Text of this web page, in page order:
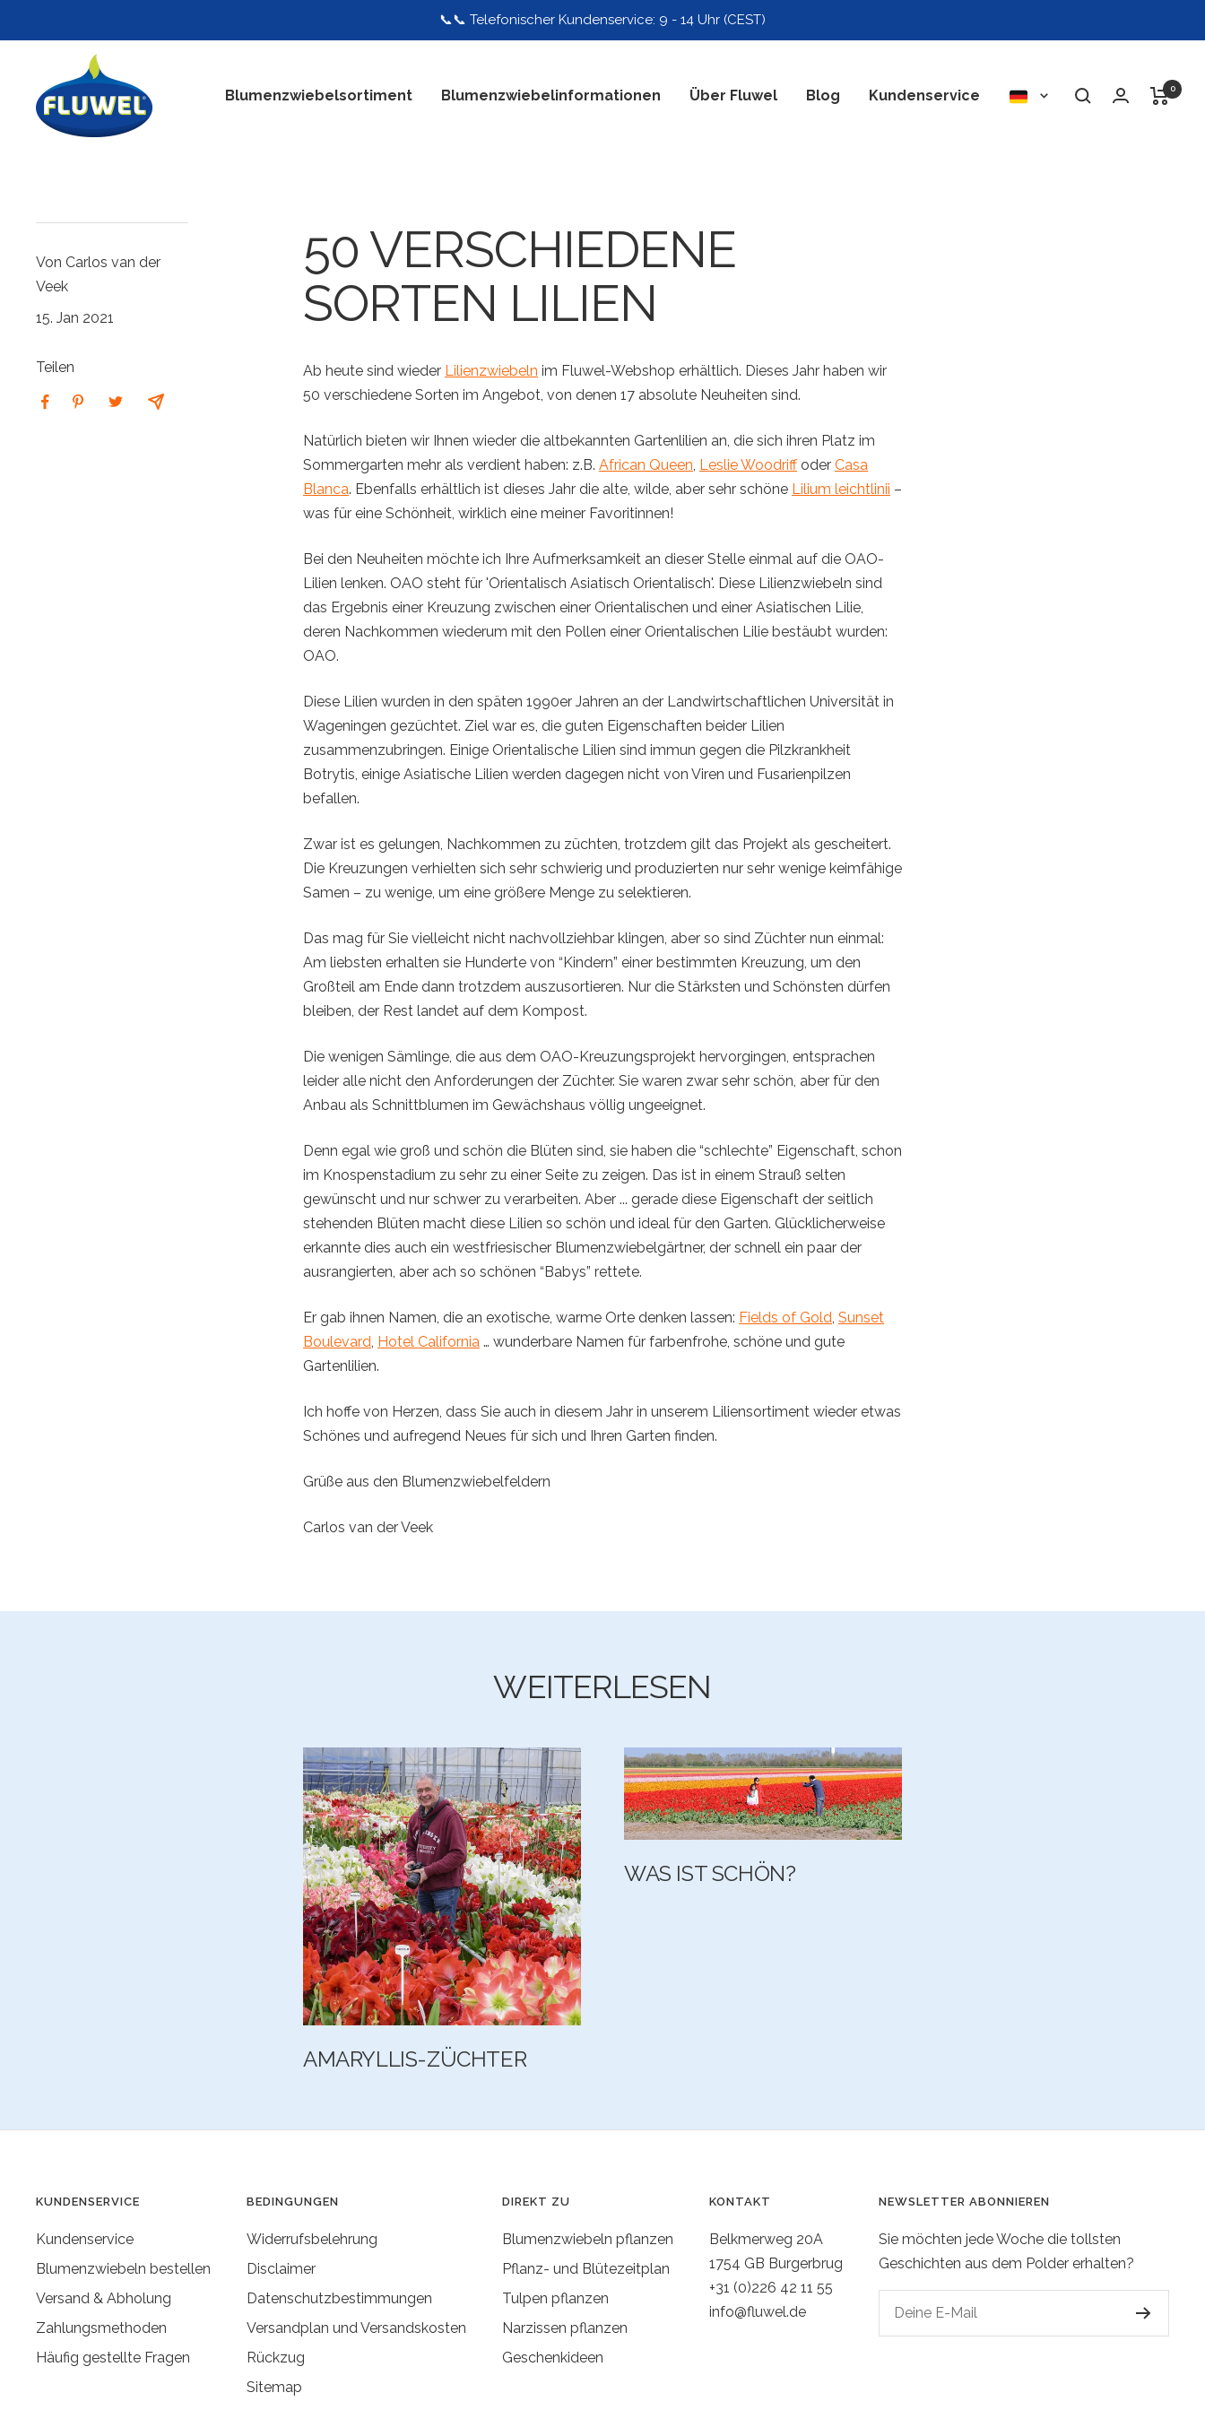
📞📞 Telefonischer Kundenservice: 9 - 14 Uhr (CEST)
Blumenzwiebelsortiment Blumenzwiebelinformationen Über Fluwel Blog Kundenservice
Sprache
0
Von Carlos van der
Veek
15. Jan 2021
Teilen
50 VERSCHIEDENE
SORTEN LILIEN
Ab heute sind wieder Lilienzwiebeln im Fluwel-Webshop erhältlich. Dieses Jahr haben wir
50 verschiedene Sorten im Angebot, von denen 17 absolute Neuheiten sind.
Natürlich bieten wir Ihnen wieder die altbekannten Gartenlilien an, die sich ihren Platz im
Sommergarten mehr als verdient haben: z.B. African Queen, Leslie Woodriffoder Casa
Blanca. Ebenfalls erhältlich ist dieses Jahr die alte, wilde, aber sehr schöne Lilium leichtlinii –
was für eine Schönheit, wirklich eine meiner Favoritinnen!
Bei den Neuheiten möchte ich Ihre Aufmerksamkeit an dieser Stelle einmal auf die OAO-
Lilien lenken. OAO steht für 'Orientalisch Asiatisch Orientalisch'. Diese Lilienzwiebeln sind
das Ergebnis einer Kreuzung zwischen einer Orientalischen und einer Asiatischen Lilie,
deren Nachkommen wiederum mit den Pollen einer Orientalischen Lilie bestäubt wurden:
OAO.
Diese Lilien wurden in den späten 1990er Jahren an der Landwirtschaftlichen Universität in
Wageningen gezüchtet. Ziel war es, die guten Eigenschaften beider Lilien
zusammenzubringen. Einige Orientalische Lilien sind immun gegen die Pilzkrankheit
Botrytis, einige Asiatische Lilien werden dagegen nicht von Viren und Fusarienpilzen
befallen.
Zwar ist es gelungen, Nachkommen zu züchten, trotzdem gilt das Projekt als gescheitert.
Die Kreuzungen verhielten sich sehr schwierig und produzierten nur sehr wenige keimfähige
Samen – zu wenige, um eine größere Menge zu selektieren.
Das mag für Sie vielleicht nicht nachvollziehbar klingen, aber so sind Züchter nun einmal:
Am liebsten erhalten sie Hunderte von “Kindern” einer bestimmten Kreuzung, um den
Großteil am Ende dann trotzdem auszusortieren. Nur die Stärksten und Schönsten dürfen
bleiben, der Rest landet auf dem Kompost.
Die wenigen Sämlinge, die aus dem OAO-Kreuzungsprojekt hervorgingen, entsprachen
leider alle nicht den Anforderungen der Züchter. Sie waren zwar sehr schön, aber für den
Anbau als Schnittblumen im Gewächshaus völlig ungeeignet.
Denn egal wie groß und schön die Blüten sind, sie haben die “schlechte” Eigenschaft, schon
im Knospenstadium zu sehr zu einer Seite zu zeigen. Das ist in einem Strauß selten
gewünscht und nur schwer zu verarbeiten. Aber ... gerade diese Eigenschaft der seitlich
stehenden Blüten macht diese Lilien so schön und ideal für den Garten. Glücklicherweise
erkannte dies auch ein westfriesischer Blumenzwiebelgärtner, der schnell ein paar der
ausrangierten, aber ach so schönen “Babys” rettete.
Er gab ihnen Namen, die an exotische, warme Orte denken lassen: Fields of Gold, Sunset
Boulevard, Hotel California … wunderbare Namen für farbenfrohe, schöne und gute
Gartenlilien.
Ich hoffe von Herzen, dass Sie auch in diesem Jahr in unserem Liliensortiment wieder etwas
Schönes und aufregend Neues für sich und Ihren Garten finden.
Grüße aus den Blumenzwiebelfeldern
Carlos van der Veek
WEITERLESEN
AMARYLLIS-ZÜCHTER
WAS IST SCHÖN?
KUNDENSERVICE
Kundenservice
Blumenzwiebeln bestellen
Versand & Abholung
Zahlungsmethoden
Häufig gestellte Fragen
BEDINGUNGEN
Widerrufsbelehrung
Disclaimer
Datenschutzbestimmungen
Versandplan und Versandskosten
Rückzug
Sitemap
DIREKT ZU
Blumenzwiebeln pflanzen
Pflanz- und Blütezeitplan
Tulpen pflanzen
Narzissen pflanzen
Geschenkideen
KONTAKT
Belkmerweg 20A
1754 GB Burgerbrug
+31 (0)226 42 11 55
info@fluwel.de
NEWSLETTER ABONNIEREN
Sie möchten jede Woche die tollsten
Geschichten aus dem Polder erhalten?
Deine E-Mail